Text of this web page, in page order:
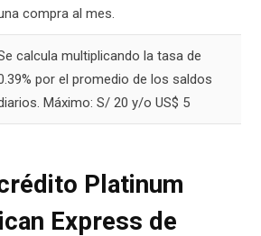
compra al mes.
calcula multiplicando la tasa de
por el promedio de los saldos
Máximo: S/ 20 y/o US$ 5
Platinum
Express de